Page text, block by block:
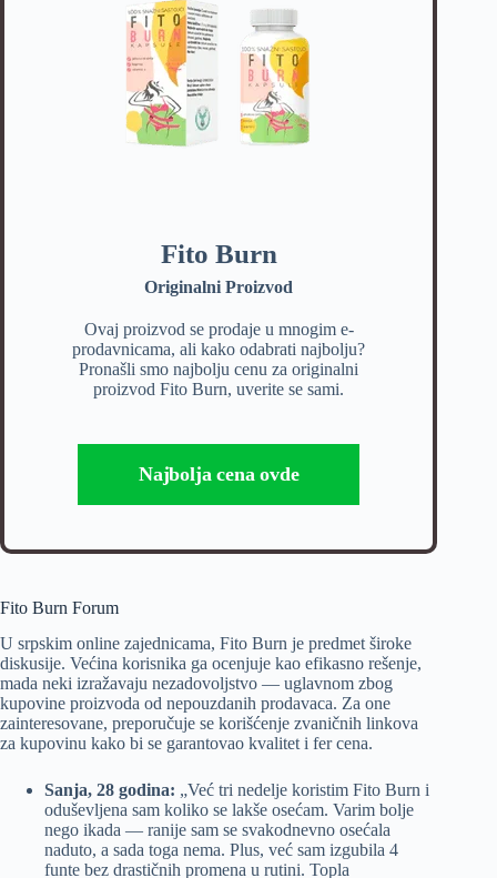
Fito Burn
Originalni Proizvod
Ovaj proizvod se prodaje u mnogim e-
prodavnicama, ali kako odabrati najbolju?
Pronašli smo najbolju cenu za originalni
proizvod Fito Burn, uverite se sami.
Najbolja cena ovde
Fito Burn Forum
U srpskim online zajednicama, Fito Burn je predmet široke
diskusije. Većina korisnika ga ocenjuje kao efikasno rešenje,
mada neki izražavaju nezadovoljstvo — uglavnom zbog
kupovine proizvoda od nepouzdanih prodavaca. Za one
zainteresovane, preporučuje se korišćenje zvaničnih linkova
za kupovinu kako bi se garantovao kvalitet i fer cena.
Sanja, 28 godina: „Već tri nedelje koristim Fito Burn i
oduševljena sam koliko se lakše osećam. Varim bolje
nego ikada — ranije sam se svakodnevno osećala
naduto, a sada toga nema. Plus, već sam izgubila 4
funte bez drastičnih promena u rutini. Topla